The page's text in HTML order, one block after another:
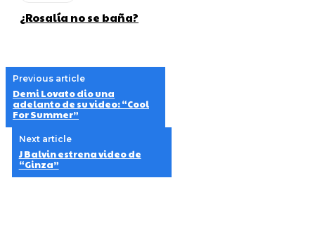
¿Rosalía no se baña?
Previous article
Demi Lovato dio una
adelanto de su video: “Cool
For Summer”
Next article
J Balvin estrena video de
“Ginza”